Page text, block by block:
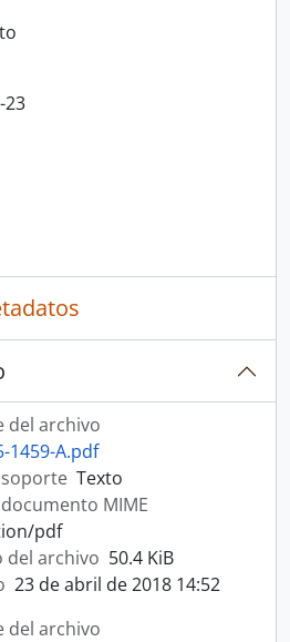
23
del archivo
1459-A.pdf
Texto
MIME
pdf
del archivo 50.4 KiB
23 de abril de 2018 14:52
del archivo